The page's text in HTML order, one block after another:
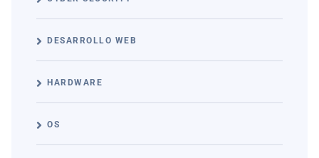
DESARROLLO WEB
HARDWARE
OS